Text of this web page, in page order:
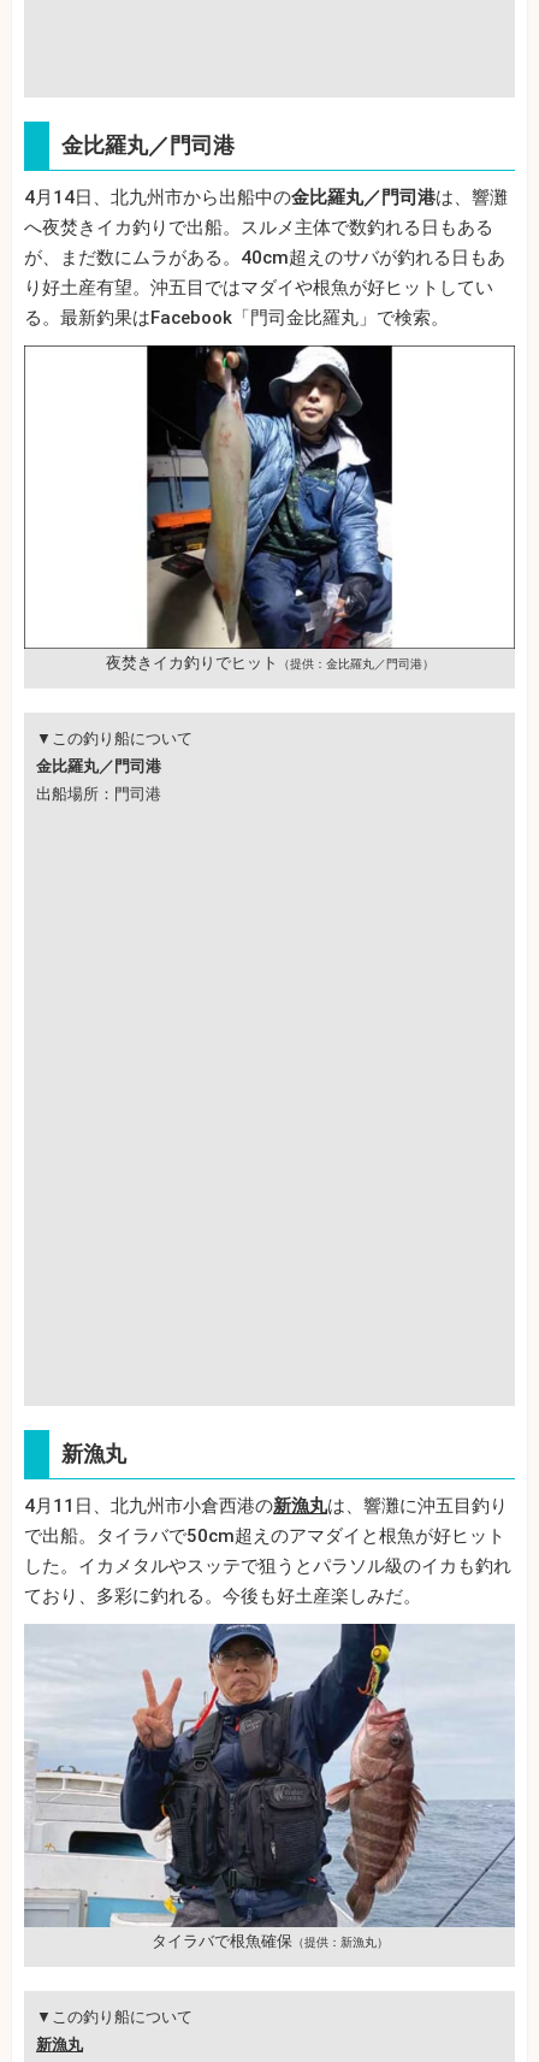
金比羅丸／門司港
4月14日、北九州市から出船中の金比羅丸／門司港は、響灘
へ夜焚きイカ釣りで出船。スルメ主体で数釣れる日もある
が、まだ数にムラがある。40cm超えのサバが釣れる日もあ
り好土産有望。沖五目ではマダイや根魚が好ヒットしてい
る。最新釣果はFacebook「門司金比羅丸」で検索。
夜焚きイカ釣りでヒット （提供：金比羅丸／門司港）
▼この釣り船について
金比羅丸／門司港
出船場所：門司港
新漁丸
4月11日、北九州市小倉西港の新漁丸は、響灘に沖五目釣り
で出船。タイラバで50cm超えのアマダイと根魚が好ヒット
した。イカメタルやスッテで狙うとパラソル級のイカも釣れ
ており、多彩に釣れる。今後も好土産楽しみだ。
タイラバで根魚確保（提供：新漁丸）
▼この釣り船について
新漁丸